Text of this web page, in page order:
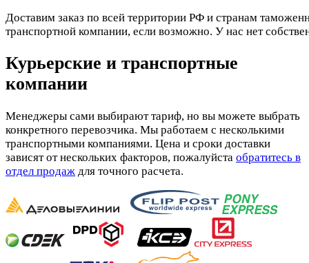
Доставим заказ по всей территории РФ и странам
транспортной компании, если возможно. У нас нет
Курьерские и транспортные
компании
Менеджеры сами выбирают тариф, но вы можете выбрать
конкретного перевозчика. Мы работаем с несколькими
транспортными компаниями. Цена и сроки доставки
зависят от нескольких факторов, пожалуйста обратитесь в
отдел продаж для точного расчета.